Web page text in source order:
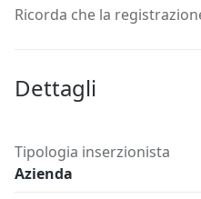
Ricorda che la
Dettagli
Tipologia inserzionista
Azienda